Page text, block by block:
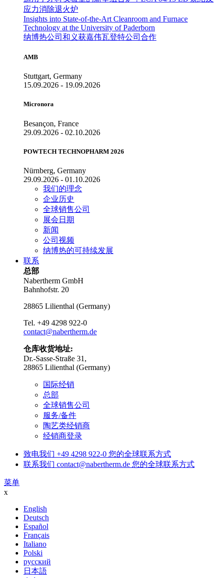
应力消除退火炉
Insights into State-of-the-Art Cleanroom and Furnace
Technology at the University of Paderborn
纳博热公司和义获嘉伟瓦登特公司合作
AMB
Stuttgart, Germany
15.09.2026 - 19.09.2026
Micronora
Besançon, France
29.09.2026 - 02.10.2026
POWTECH TECHNOPHARM 2026
Nürnberg, Germany
29.09.2026 - 01.10.2026
我们的理念
企业历史
全球销售公司
展会日期
新闻
公司视频
纳博热的可持续发展
联系
总部
Nabertherm GmbH
Bahnhofstr. 20
28865 Lilienthal (Germany)
Tel. +49 4298 922-0
contact@nabertherm.de
仓库收货地址:
Dr.-Sasse-Straße 31,
28865 Lilienthal (Germany)
国际经销
总部
全球销售公司
服务/备件
陶艺类经销商
经销商登录
致电我们 +49 4298 922-0 您的全球联系方式
联系我们 contact@nabertherm.de 您的全球联系方式
菜单
x
English
Deutsch
Español
Français
Italiano
Polski
русский
日本語